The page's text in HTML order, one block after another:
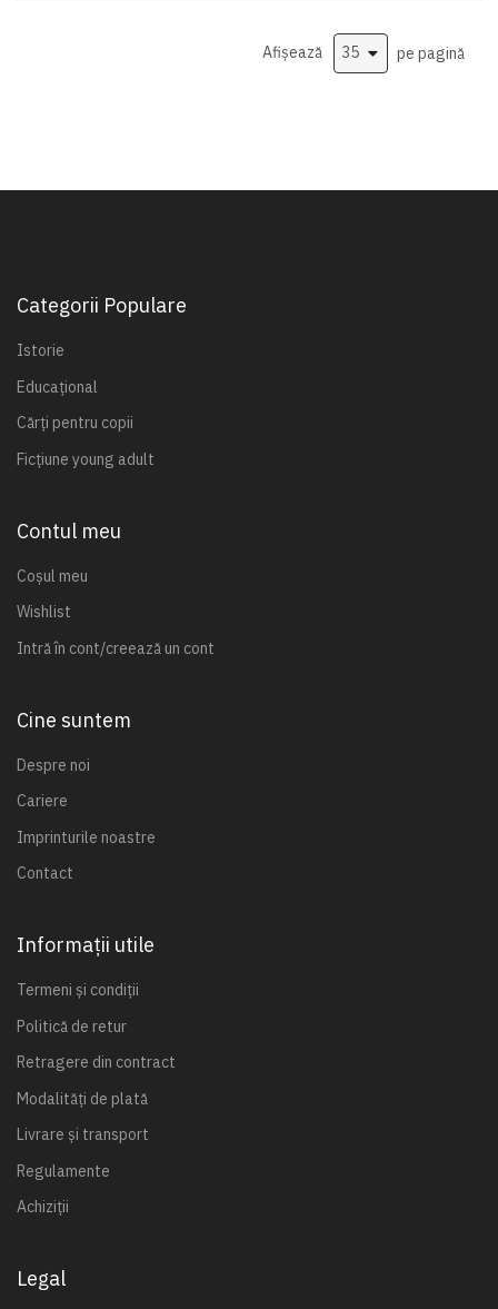
Afișează pe pagină
Categorii Populare
Istorie
Educațional
Cărți pentru copii
Ficțiune young adult
Contul meu
Coșul meu
Wishlist
Intră în cont/creează un cont
Cine suntem
Despre noi
Cariere
Imprinturile noastre
Contact
Informații utile
Termeni și condiții
Politică de retur
Retragere din contract
Modalități de plată
Livrare și transport
Regulamente
Achiziții
Legal